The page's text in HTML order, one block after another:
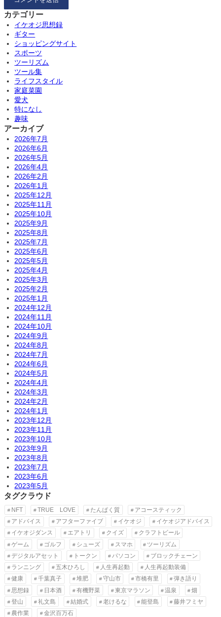
カテゴリー
イケオジ思想録
ギター
ショッピングサイト
スポーツ
ツーリズム
ツール集
ライフスタイル
家庭菜園
愛犬
特になし
趣味
アーカイブ
2026年7月
2026年6月
2026年5月
2026年4月
2026年2月
2026年1月
2025年12月
2025年11月
2025年10月
2025年9月
2025年8月
2025年7月
2025年6月
2025年5月
2025年4月
2025年3月
2025年2月
2025年1月
2024年12月
2024年11月
2024年10月
2024年9月
2024年8月
2024年7月
2024年6月
2024年5月
2024年4月
2024年3月
2024年2月
2024年1月
2023年12月
2023年11月
2023年10月
2023年9月
2023年8月
2023年7月
2023年6月
2023年5月
タグクラウド
NFT TRUE LOVE たんぱく質
アコースティック
アドバイス
アフターファイブ イケオジ
イケオジアドバイス
イケオジダンス
エアトリ クイズ
クラフトビール
ゲーム
ゴルフ シューズ スマホ
ツーリズム
デジタルアセット
トークン パソコン
ブロックチェーン
ランニング
五木ひろし 人生再起動
人生再起動装備
健康
千葉真子 堆肥 守山市 市橋有里
弾き語り
思想録
日本酒 有機野菜 東京マラソン 温泉
畑
登山
礼文島 結婚式 老けるな 能登島
藤井フミヤ
農作業
金沢百万石